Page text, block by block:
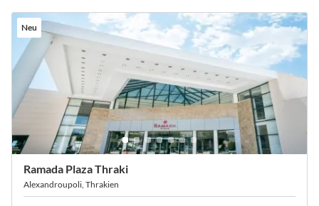
Neu
Ramada Plaza Thraki
Alexandroupoli, Thrakien